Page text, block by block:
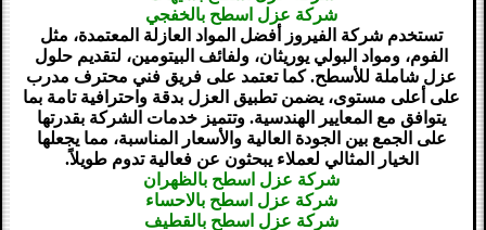
شركة عزل اسطح بالخفجي
تستخدم شركة الفيروز أفضل المواد العازلة المعتمدة، مثل
الفوم، ومواد البولي يوريثان، ولفائف البيتومين، لتقديم حلول
عزل شاملة للأسطح. كما تعتمد على فريق فني محترف مدرب
على أعلى مستوى، يضمن تطبيق العزل بدقة واحترافية تامة بما
يتوافق مع المعايير الهندسية. وتتميز خدمات الشركة بقدرتها
على الجمع بين الجودة العالية والأسعار المناسبة، مما يجعلها
الخيار المثالي لعملاء يبحثون عن فعالية تدوم طويلاً.
شركة عزل اسطح بالظهران
شركة عزل اسطح بالاحساء
شركة عزل اسطح بالقطيف